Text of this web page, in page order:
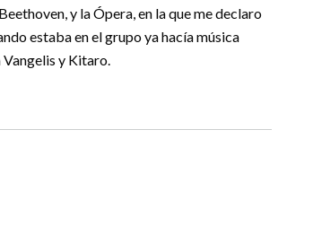
y la Ópera, en la que me declaro
estaba en el grupo ya hacía música
Vangelis y Kitaro.